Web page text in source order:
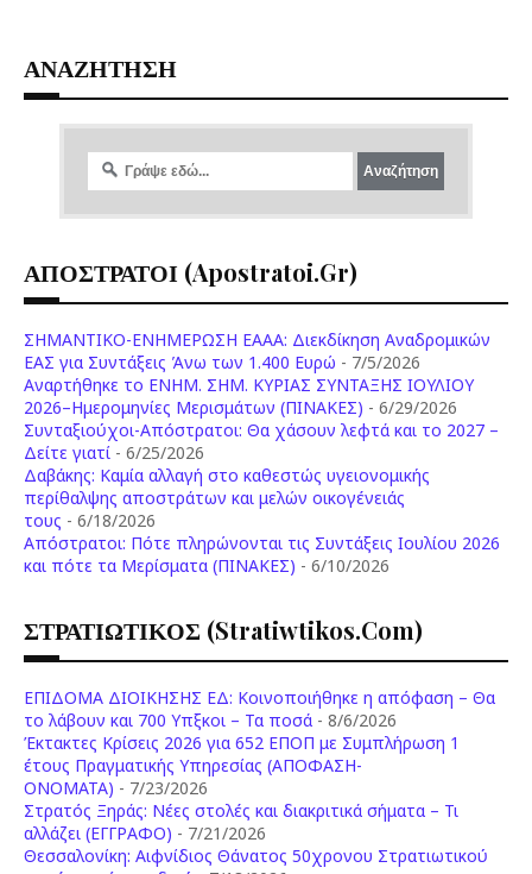
ΑΝΑΖΗΤΗΣΗ
ΑΠΟΣΤΡΑΤΟΙ (apostratoi.gr)
ΣΗΜΑΝΤΙΚΟ-ΕΝΗΜΕΡΩΣΗ ΕΑΑΑ: Διεκδίκηση Αναδρομικών
ΕΑΣ για Συντάξεις Άνω των 1.400 Ευρώ - 7/5/2026
Aναρτήθηκε το ENHM. ΣΗΜ. ΚΥΡΙΑΣ ΣΥΝΤΑΞΗΣ ΙΟΥΛΙΟΥ
2026–Ημερομηνίες Μερισμάτων (ΠΙΝΑΚΕΣ) - 6/29/2026
Συνταξιούχοι-Απόστρατοι: Θα χάσουν λεφτά και το 2027 –
Δείτε γιατί - 6/25/2026
Δαβάκης: Καμία αλλαγή στο καθεστώς υγειονομικής
περίθαλψης αποστράτων και μελών οικογένειάς
τους - 6/18/2026
Aπόστρατοι: Πότε πληρώνονται τις Συντάξεις Ιουλίου 2026
και πότε τα Μερίσματα (ΠΙΝΑΚΕΣ) - 6/10/2026
ΣΤΡΑΤΙΩΤΙΚΟΣ (stratiwtikos.com)
ΕΠΙΔΟΜΑ ΔΙΟΙΚΗΣΗΣ ΕΔ: Κοινοποιήθηκε η απόφαση – Θα
το λάβουν και 700 Υπξκοι – Τα ποσά - 8/6/2026
Έκτακτες Κρίσεις 2026 για 652 ΕΠΟΠ με Συμπλήρωση 1
έτους Πραγματικής Υπηρεσίας (ΑΠΟΦΑΣΗ-
ONOMATA) - 7/23/2026
Στρατός Ξηράς: Νέες στολές και διακριτικά σήματα – Τι
αλλάζει (ΕΓΓΡΑΦΟ) - 7/21/2026
Θεσσαλονίκη: Αιφνίδιος Θάνατος 50χρονου Στρατιωτικού